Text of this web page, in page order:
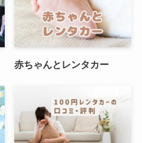
赤ちゃんとレンタカー